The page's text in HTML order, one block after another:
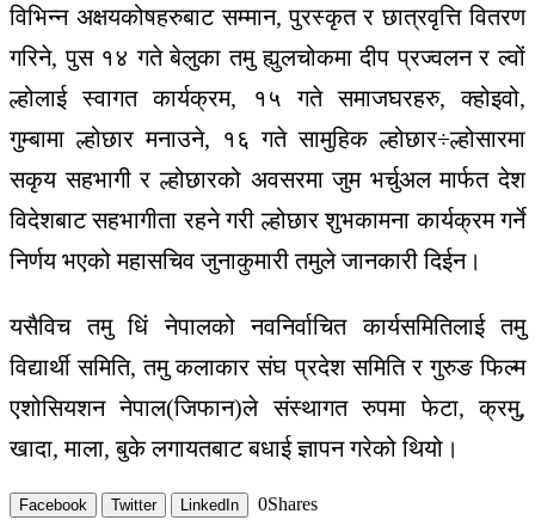
विभिन्न अक्षयकोषहरुबाट सम्मान, पुरस्कृत र छात्रवृत्ति वितरण
गरिने, पुस १४ गते बेलुका तमु ह्युलचोकमा दीप प्रज्वलन र ल्वों
ल्होलाई स्वागत कार्यक्रम, १५ गते समाजघरहरु, क्होइवो,
गुम्बामा ल्होछार मनाउने, १६ गते सामुहिक ल्होछार÷ल्होसारमा
सकृय सहभागी र ल्होछारको अवसरमा जुम भर्चुअल मार्फत देश
विदेशबाट सहभागीता रहने गरी ल्होछार शुभकामना कार्यक्रम गर्ने
निर्णय भएको महासचिव जुनाकुमारी तमुले जानकारी दिईन।
यसैविच तमु धिं नेपालको नवनिर्वाचित कार्यसमितिलाई तमु
विद्यार्थी समिति, तमु कलाकार संघ प्रदेश समिति र गुरुङ फिल्म
एशोसियशन नेपाल(जिफान)ले संस्थागत रुपमा फेटा, क्रमु,
खादा, माला, बुके लगायतबाट बधाई ज्ञापन गरेको थियो।
Facebook Twitter LinkedIn 0Shares